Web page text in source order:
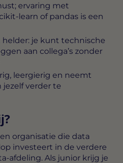
ervaring met
learn of pandas is een
je kunt technische
aan collega’s zonder
leergierig en neemt
verder te
organisatie die data
investeert in de verdere
afdeling. Als junior krijg je